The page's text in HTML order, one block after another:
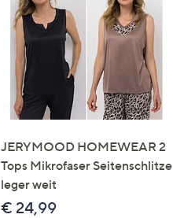
JERYMOOD HOMEWEAR 2
Tops Mikrofaser Seitenschlitze
leger weit
€ 24,99